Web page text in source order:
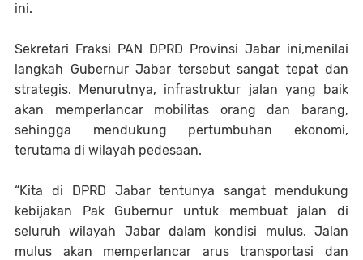
ini.
Sekretari Fraksi PAN DPRD Provinsi Jabar ini,‎menilai
langkah Gubernur Jabar tersebut sangat tepat dan
strategis. Menurutnya, infrastruktur jalan yang baik
akan memperlancar mobilitas orang dan barang,
sehingga mendukung pertumbuhan ekonomi,
terutama di wilayah pedesaan.
“Kita di DPRD Jabar tentunya sangat mendukung
kebijakan Pak Gubernur untuk membuat jalan di
seluruh wilayah Jabar dalam kondisi mulus. Jalan
mulus akan memperlancar arus transportasi dan